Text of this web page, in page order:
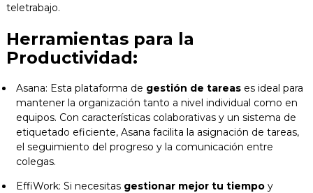
teletrabajo.
Herramientas para la
Productividad:
Asana: Esta plataforma de gestión de tareas es ideal para
mantener la organización tanto a nivel individual como en
equipos. Con características colaborativas y un sistema de
etiquetado eficiente, Asana facilita la asignación de tareas,
el seguimiento del progreso y la comunicación entre
colegas.
EffiWork: Si necesitas gestionar mejor tu tiempo y